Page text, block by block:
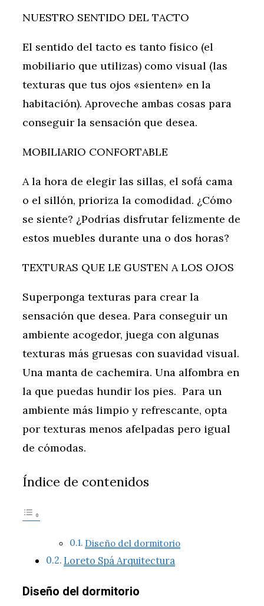
NUESTRO SENTIDO DEL TACTO
El sentido del tacto es tanto físico (el
mobiliario que utilizas) como visual (las
texturas que tus ojos «sienten» en la
habitación). Aproveche ambas cosas para
conseguir la sensación que desea.
MOBILIARIO CONFORTABLE
A la hora de elegir las sillas, el sofá cama
o el sillón, prioriza la comodidad. ¿Cómo
se siente? ¿Podrías disfrutar felizmente de
estos muebles durante una o dos horas?
TEXTURAS QUE LE GUSTEN A LOS OJOS
Superponga texturas para crear la
sensación que desea. Para conseguir un
ambiente acogedor, juega con algunas
texturas más gruesas con suavidad visual.
Una manta de cachemira. Una alfombra en
la que puedas hundir los pies. Para un
ambiente más limpio y refrescante, opta
por texturas menos afelpadas pero igual
de cómodas.
Índice de contenidos
Diseño del dormitorio
Loreto Spá Arquitectura
Diseño del dormitorio